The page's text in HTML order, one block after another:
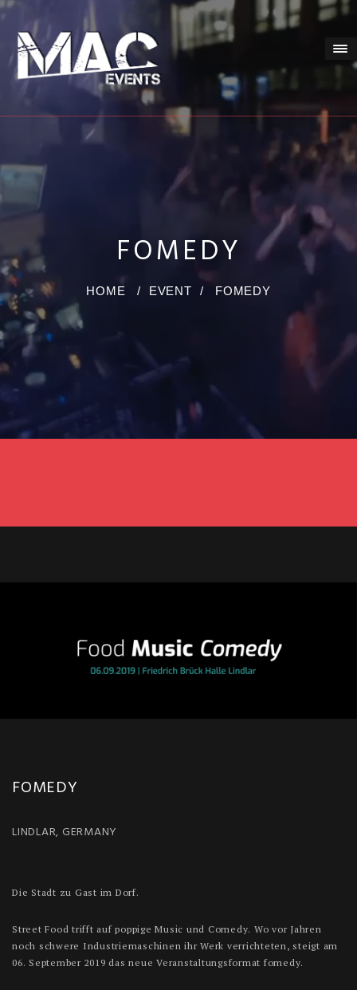
FOMEDY
HOME / EVENT / FOMEDY
FOMEDY
LINDLAR, GERMANY
Die Stadt zu Gast im Dorf.
Street Food trifft auf poppige Music und Comedy. Wo vor Jahren
noch schwere Industriemaschinen ihr Werk verrichteten, steigt am
06. September 2019 das neue Veranstaltungsformat fomedy.